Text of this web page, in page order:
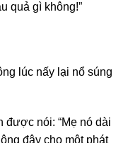
quả gì không!”
lúc nấy lại nổ súng
được nói: “Mẹ nó dài
đây cho một phát